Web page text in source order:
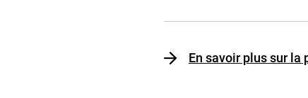
En savoir plus sur